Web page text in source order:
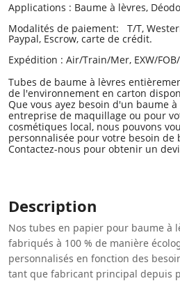
Applications : Baume à lèvres,
Modalités de paiement: T/T,
Paypal, Escrow, carte de crédit.
Expédition : Air/Train/Mer, EXW/
Tubes de baume à lèvres
de l'environnement en carton
Que vous ayez besoin d'un baume
entreprise de maquillage ou pour
cosmétiques local, nous pouvons
personnalisée pour votre besoin de
Contactez-nous pour obtenir un
Description
Nos tubes en papier pour baume à
fabriqués à 100 % de manière
personnalisés en fonction des
tant que fabricant principal depuis